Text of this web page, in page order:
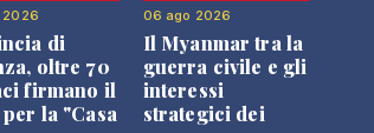
2026
di
oltre 70
firmano il
la "Casa
06 ago 2026
Il Myanmar tra la
guerra civile e gli
interessi
strategici dei